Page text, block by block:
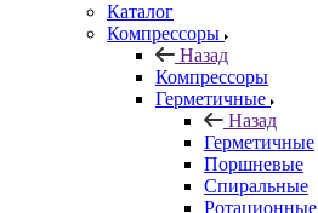
Каталог
Компрессоры
Назад
Компрессоры
Герметичные
Назад
Герметичные
Поршневые
Спиральные
Ротационные